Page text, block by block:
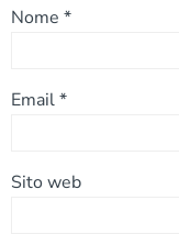
Nome *
Email*
Sito web